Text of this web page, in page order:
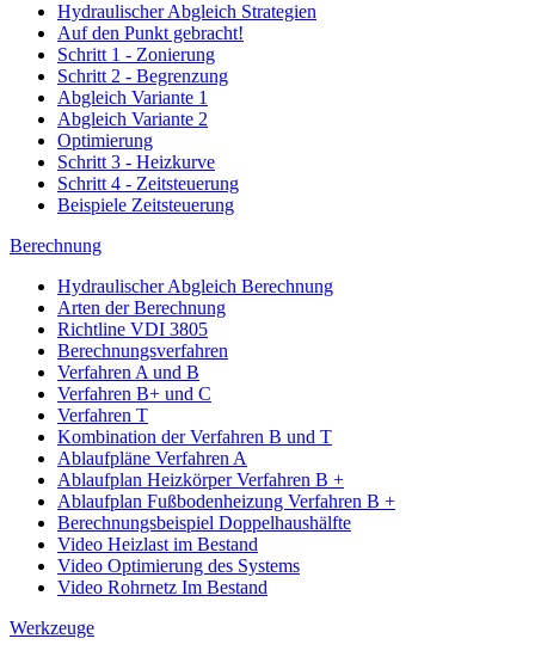
Hydraulischer Abgleich Strategien
Auf den Punkt gebracht!
Schritt 1 - Zonierung
Schritt 2 - Begrenzung
Abgleich Variante 1
Abgleich Variante 2
Optimierung
Schritt 3 - Heizkurve
Schritt 4 - Zeitsteuerung
Beispiele Zeitsteuerung
Berechnung
Hydraulischer Abgleich Berechnung
Arten der Berechnung
Richtline VDI 3805
Berechnungsverfahren
Verfahren A und B
Verfahren B+ und C
Verfahren T
Kombination der Verfahren B und T
Ablaufpläne Verfahren A
Ablaufplan Heizkörper Verfahren B +
Ablaufplan Fußbodenheizung Verfahren B +
Berechnungsbeispiel Doppelhaushälfte
Video Heizlast im Bestand
Video Optimierung des Systems
Video Rohrnetz Im Bestand
Werkzeuge